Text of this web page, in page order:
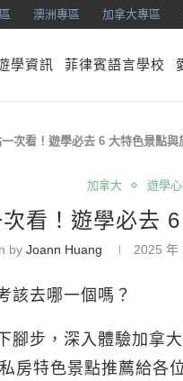
澳洲專區 加拿大專區
學資訊 菲律賓語言學校
次看！遊學必去 6 大特色景點與
加拿大 遊學
看！遊學必去
by Joann Huang 2025 年
該去哪一個嗎？
腳步，深入體驗加拿
房特色景點推薦給各